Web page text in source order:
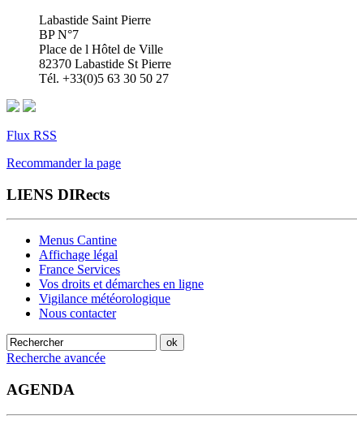
Labastide Saint Pierre
BP N°7
Place de l Hôtel de Ville
82370 Labastide St Pierre
Tél. +33(0)5 63 30 50 27
Flux RSS
Recommander la page
LIENS DIRects
Menus Cantine
Affichage légal
France Services
Vos droits et démarches en ligne
Vigilance météorologique
Nous contacter
Recherche avancée
AGENDA